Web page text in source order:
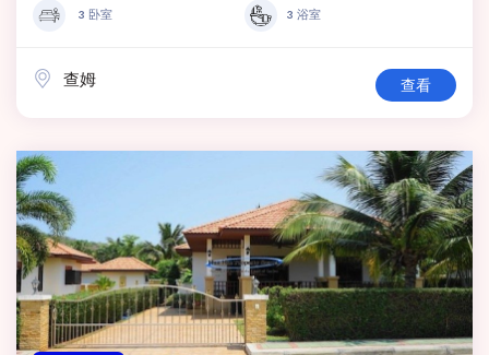
3 卧室 3 浴室
查姆 查看